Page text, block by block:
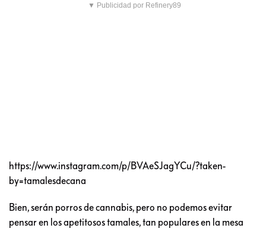
▼ Publicidad por Refinery89
https://www.instagram.com/p/BVAeSJagYCu/?taken-
by=tamalesdecana
Bien, serán porros de cannabis, pero no podemos evitar
pensar en los apetitosos tamales, tan populares en la mesa